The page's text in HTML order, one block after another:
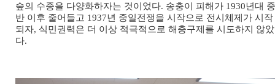
숲의 수종을 다양화하자는 것이었다. 송충이 피해가 1930년대 중
반 이후 줄어들고 1937년 중일전쟁을 시작으로 전시체제가 시작
되자, 식민권력은 더 이상 적극적으로 해충구제를 시도하지 않았
다.